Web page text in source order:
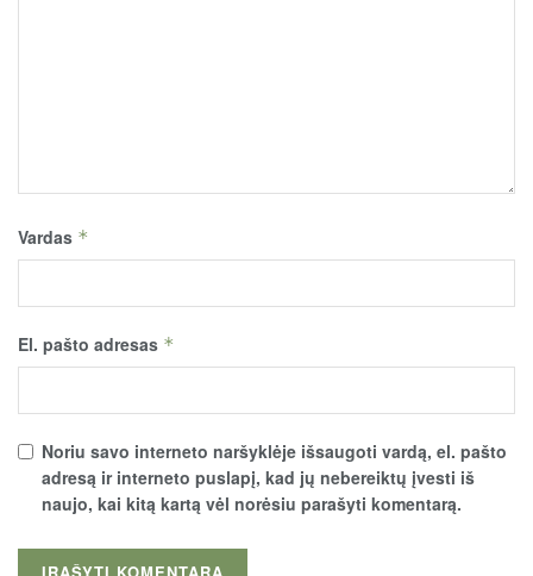
Vardas *
El. pašto adresas *
Noriu savo interneto naršyklėje išsaugoti vardą, el. pašto
adresą ir interneto puslapį, kad jų nebereiktų įvesti iš
naujo, kai kitą kartą vėl norėsiu parašyti komentarą.